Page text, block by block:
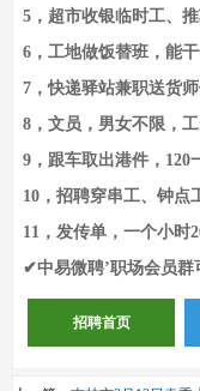
5，超市收银临时工、
6，工地做饭替班，能
7，快递驿站兼职送货师
8，文员，男女不限，工
9，跟车取出港件，120
10，招聘穿串工、钟点
11，发传单，一个小时
✔中易微聘’职场会员群
招聘首页